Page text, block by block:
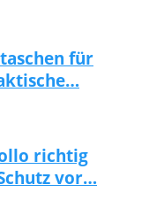
für
richtig
vor…